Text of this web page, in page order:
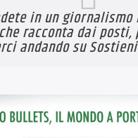
in un
racconta dai posti,
andando su